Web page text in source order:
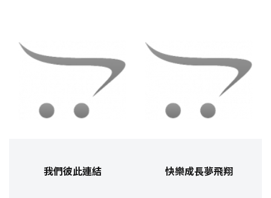
我們彼此連結 快樂成長夢飛翔